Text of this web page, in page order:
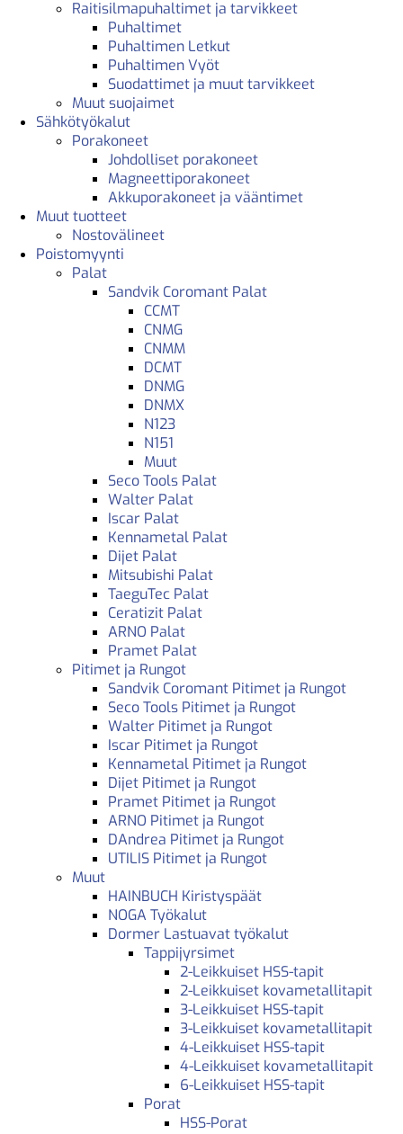
Raitisilmapuhaltimet ja tarvikkeet
Puhaltimet
Puhaltimen Letkut
Puhaltimen Vyöt
Suodattimet ja muut tarvikkeet
Muut suojaimet
Sähkötyökalut
Porakoneet
Johdolliset porakoneet
Magneettiporakoneet
Akkuporakoneet ja vääntimet
Muut tuotteet
Nostovälineet
Poistomyynti
Palat
Sandvik Coromant Palat
CCMT
CNMG
CNMM
DCMT
DNMG
DNMX
N123
N151
Muut
Seco Tools Palat
Walter Palat
Iscar Palat
Kennametal Palat
Dijet Palat
Mitsubishi Palat
TaeguTec Palat
Ceratizit Palat
ARNO Palat
Pramet Palat
Pitimet ja Rungot
Sandvik Coromant Pitimet ja Rungot
Seco Tools Pitimet ja Rungot
Walter Pitimet ja Rungot
Iscar Pitimet ja Rungot
Kennametal Pitimet ja Rungot
Dijet Pitimet ja Rungot
Pramet Pitimet ja Rungot
ARNO Pitimet ja Rungot
DAndrea Pitimet ja Rungot
UTILIS Pitimet ja Rungot
Muut
HAINBUCH Kiristyspäät
NOGA Työkalut
Dormer Lastuavat työkalut
Tappijyrsimet
2-Leikkuiset HSS-tapit
2-Leikkuiset kovametallitapit
3-Leikkuiset HSS-tapit
3-Leikkuiset kovametallitapit
4-Leikkuiset HSS-tapit
4-Leikkuiset kovametallitapit
6-Leikkuiset HSS-tapit
Porat
HSS-Porat